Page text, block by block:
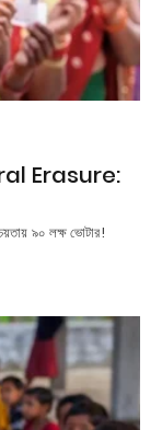
Erasure:
৯০ লক্ষ ভোটার!